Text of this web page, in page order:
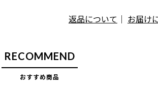
返品について ｜ お届け
RECOMMEND
おすすめ商品